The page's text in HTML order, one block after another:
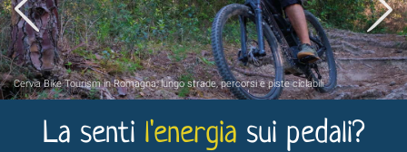
La senti l'energia sui pedali?
Cervia Bike Tourism in Romagna, lungo strade, percorsi e piste ciclabili